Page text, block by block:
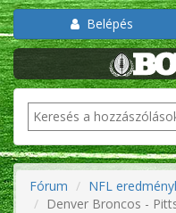
Belépés
Fórum
NFL
Denver Broncos -